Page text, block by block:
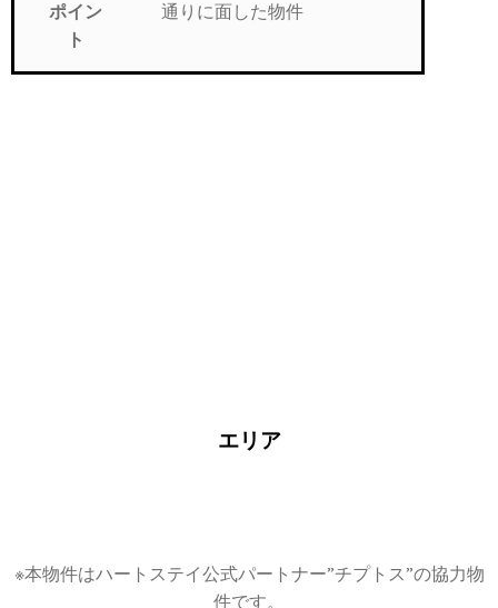
ポイン
ト
通りに面した物件
エリア
※本物件はハートステイ公式パートナー”チプトス”の協力物
件です。